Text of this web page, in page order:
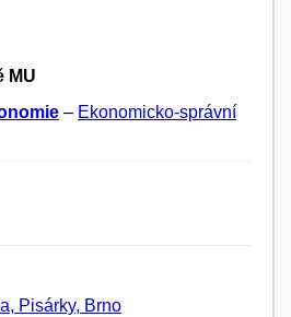
MU
– Ekonomicko-správní
Pisárky, Brno